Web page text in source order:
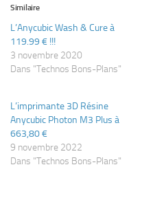
Similaire
L’Anycubic Wash & Cure à
119.99 € !!!
3 novembre 2020
Dans "Technos Bons-Plans"
L’imprimante 3D Résine
Anycubic Photon M3 Plus à
663,80 €
9 novembre 2022
Dans "Technos Bons-Plans"